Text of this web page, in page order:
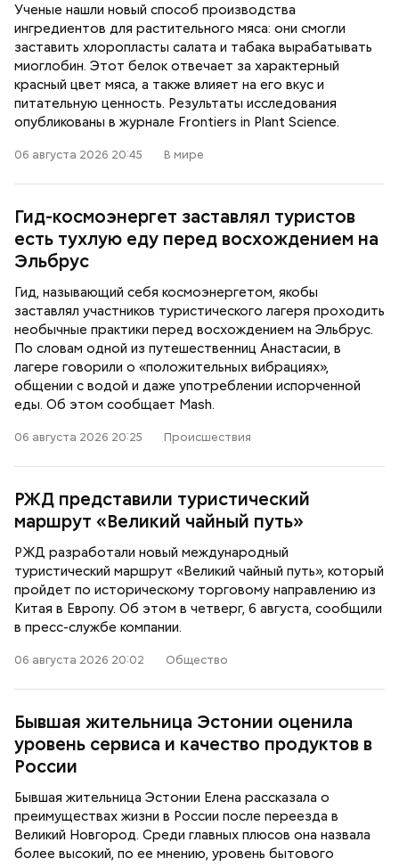
Ученые нашли новый способ производства
ингредиентов для растительного мяса: они смогли
заставить хлоропласты салата и табака вырабатывать
миоглобин. Этот белок отвечает за характерный
красный цвет мяса, а также влияет на его вкус и
питательную ценность. Результаты исследования
опубликованы в журнале Frontiers in Plant Science.
06 августа 2026 20:45 В мире
Гид-космоэнергет заставлял туристов
есть тухлую еду перед восхождением на
Эльбрус
Гид, называющий себя космоэнергетом, якобы
заставлял участников туристического лагеря проходить
необычные практики перед восхождением на Эльбрус.
По словам одной из путешественниц Анастасии, в
лагере говорили о «положительных вибрациях»,
общении с водой и даже употреблении испорченной
еды. Об этом сообщает Mash.
06 августа 2026 20:25 Происшествия
РЖД представили туристический
маршрут «Великий чайный путь»
РЖД разработали новый международный
туристический маршрут «Великий чайный путь», который
пройдет по историческому торговому направлению из
Китая в Европу. Об этом в четверг, 6 августа, сообщили
в пресс-службе компании.
06 августа 2026 20:02 Общество
Бывшая жительница Эстонии оценила
уровень сервиса и качество продуктов в
России
Бывшая жительница Эстонии Елена рассказала о
преимуществах жизни в России после переезда в
Великий Новгород. Среди главных плюсов она назвала
более высокий, по ее мнению, уровень бытового